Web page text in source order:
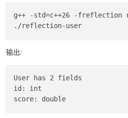
    );
return std::meta::
consteval
        ^^User,
    );
g++ -std=c++26 -
输出:
User has 2 fields
id: int